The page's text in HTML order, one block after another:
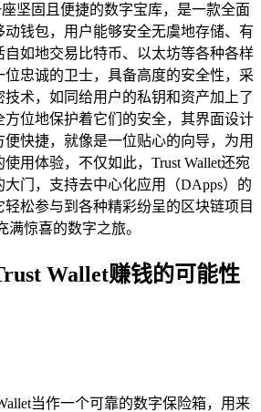
座坚固且便捷的数字宝库，是一款全面
钱包，用户能够安全无虞地存储、有
如地交易比特币、以太坊等各种各样
忠诚的卫士，具备高度的安全性，采
术，如同给用户的私钥和资产加上了
位地保护着它们的安全，其界面设计
快捷，就像是一位贴心的向导，为用
用体验，不仅如此，Trust Wallet还宛
门，支持去中心化应用（DApps）的
松参与到各种精彩纷呈的区块链项目
惊喜的数字之旅。
Wallet赚钱的可能性
当作一个可靠的数字保险箱，用来